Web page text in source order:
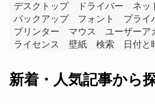
デスクトップ
ドライバー
ネッ
バックアップ
フォント
プライ
プリンター
マウス
ユーザーア
ライセンス
壁紙 検索 日付と
新着・人気記事から